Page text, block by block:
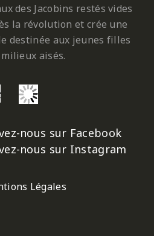
des Jacobins restés vides
la révolution et crée une
destinée aux jeunes filles
aisés.
nous sur Facebook
nous sur Instagram
Légales